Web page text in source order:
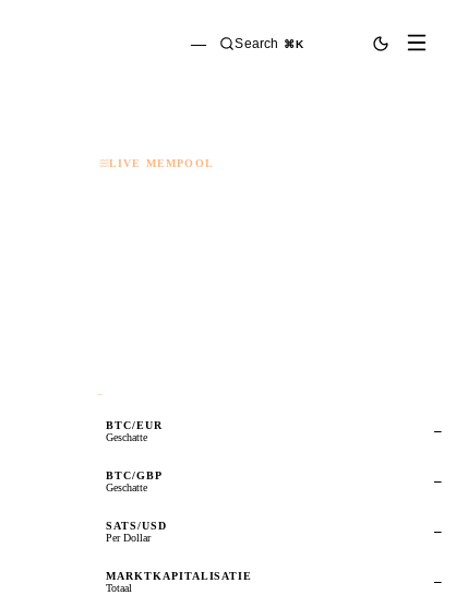
— Search ⌘K
LIVE MEMPOOL
…
BTC/EUR
Geschatte
—
BTC/GBP
Geschatte
—
SATS/USD
Per Dollar
—
MARKTKAPITALISATIE
Totaal
—